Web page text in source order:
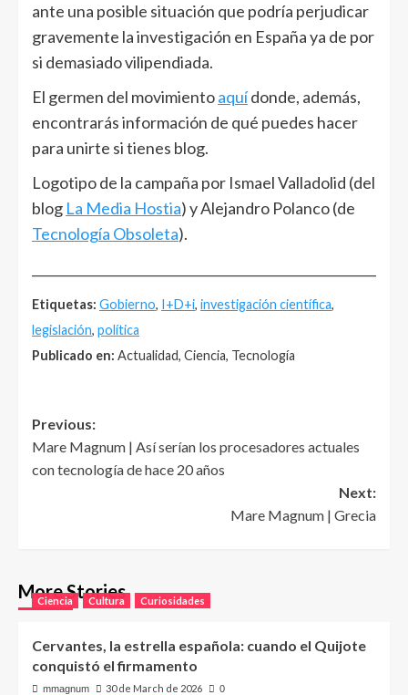
ante una posible situación que podría perjudicar
gravemente la investigación en España ya de por
si demasiado vilipendiada.
El germen del movimientoaquídonde, además,
encontrarás información de qué puedes hacer
para unirte si tienes blog.
Logotipo de la campaña por Ismael Valladolid (del
blog La Media Hostia) y Alejandro Polanco (de
Tecnología Obsoleta).
Etiquetas: Gobierno, I+D+i, investigación científica,
legislación, política
Publicado en: Actualidad, Ciencia, Tecnología
Post
navigation
Previous:
Mare Magnum | Así serían los procesadores actuales
con tecnología de hace 20 años
Next:
Mare Magnum | Grecia
More Stories
Ciencia Cultura Curiosidades
Cervantes, la estrella española: cuando el Quijote
conquistó el firmamento
mmagnum 30 de March de 2026 0